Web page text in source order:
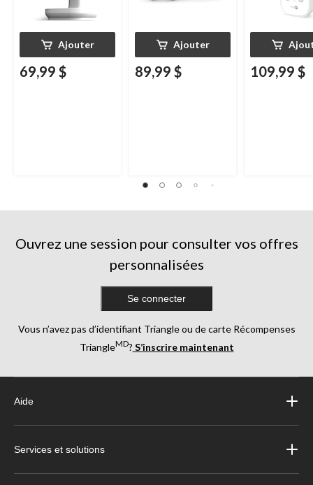
Ajouter
69,99 $
Ajouter
89,99 $ 109,99 $
Ouvrez une session pour consulter vos offres
personnalisées
Se connecter
Vous n’avez pas d’identifiant Triangle ou de carte Récompenses
TriangleMD? S’inscrire maintenant
Aide
Services et solutions